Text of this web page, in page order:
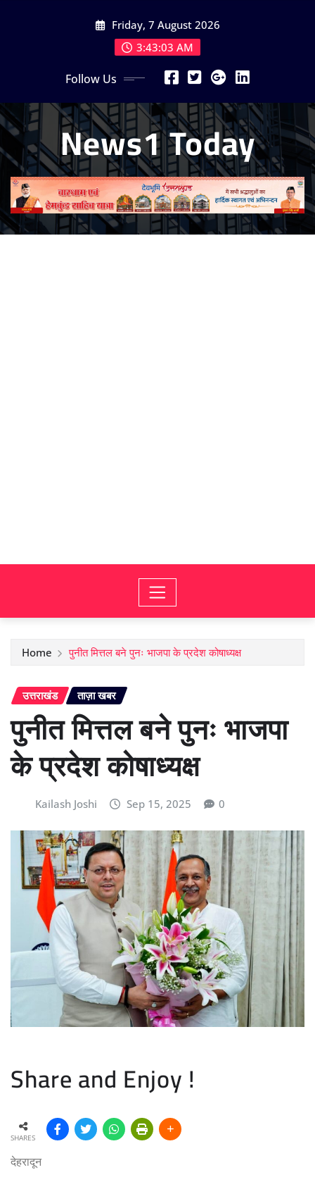
Friday, 7 August 2026
3:43:05 AM
Follow Us
News1 Today
Home पुनीत मित्तल बने पुनः भाजपा के प्रदेश कोषाध्यक्ष
उत्तराखंड ताज़ा खबर
पुनीत मित्तल बने पुनः भाजपा
के प्रदेश कोषाध्यक्ष
Kailash Joshi Sep 15, 2025 0
Share and Enjoy !
SHARES
देहरादून